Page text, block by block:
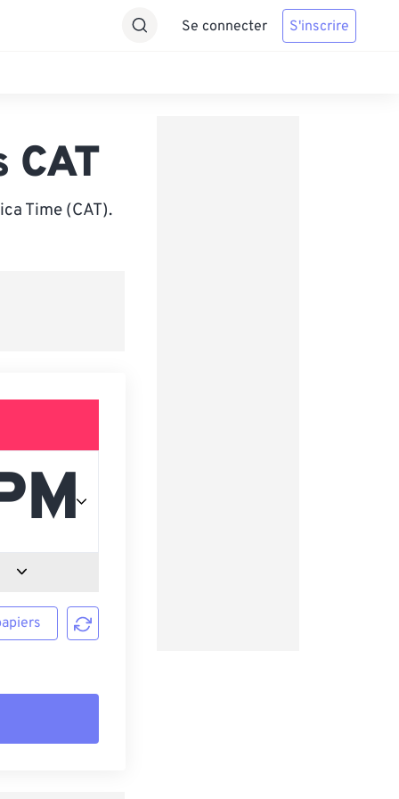
Se connecter S'inscrire
Time (CAT).